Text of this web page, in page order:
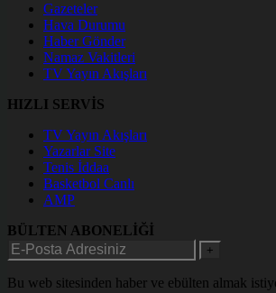
Gazeteler
Hava Durumu
Haber Gönder
Namaz Vakitleri
TV Yayın Akışları
HIZLI SERVİS
TV Yayın Akışları
Yazarlar Site
Tenis İddaa
Basketbol Canlı
AMP
BÜLTEN ABONELİĞİ
+
Bu web sitesinden haber ve ebülten almak